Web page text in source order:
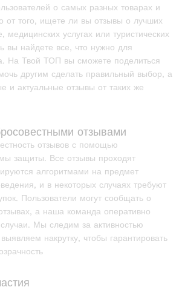
о самых разных товарах и
от того, ищете ли вы отзывы о лучших
медицинских услугах или туристических
вы найдете все, что нужно для
На Твой ТОП вы сможете поделиться
другим сделать правильный выбор, а
и актуальные отзывы от таких же
отзывами
отзывов с помощью
защиты. Все отзывы проходят
алгоритмами на предмет
и в некоторых случаях требуют
Пользователи могут сообщать о
а наша команда оперативно
случаи. Мы следим за активностью
накрутку, чтобы гарантировать